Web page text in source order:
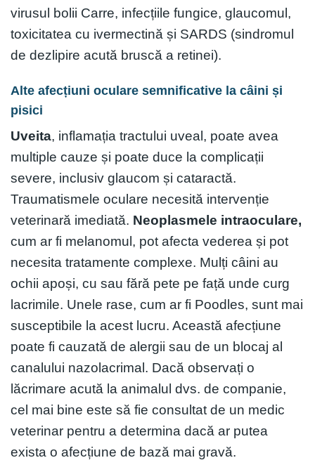
virusul bolii Carre, infecțiile fungice, glaucomul,
toxicitatea cu ivermectină și SARDS (sindromul
de dezlipire acută bruscă a retinei).
Alte afecțiuni oculare semnificative la câini și
pisici
Uveita, inflamația tractului uveal, poate avea
multiple cauze și poate duce la complicații
severe, inclusiv glaucom și cataractă.
Traumatismele oculare necesită intervenție
veterinară imediată. Neoplasmele intraoculare,
cum ar fi melanomul, pot afecta vederea și pot
necesita tratamente complexe. Mulți câini au
ochii apoși, cu sau fără pete pe față unde curg
lacrimile. Unele rase, cum ar fi Poodles, sunt mai
susceptibile la acest lucru. Această afecțiune
poate fi cauzată de alergii sau de un blocaj al
canalului nazolacrimal. Dacă observați o
lăcrimare acută la animalul dvs. de companie,
cel mai bine este să fie consultat de un medic
veterinar pentru a determina dacă ar putea
exista o afecțiune de bază mai gravă.